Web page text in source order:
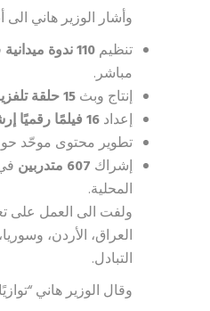
وأشار الوزير هاني الى
تنظيم110ندوة ميدانية
مباشر.
إنتاج وبث15حلقة
إعداد16فيلمًا رقميًا
تطوير محتوى موحّد
إشراك 607 متدربين
المحلية.
ولفت الى العمل على
العراق، الأردن،
التبادل.
وقال الوزير هاني